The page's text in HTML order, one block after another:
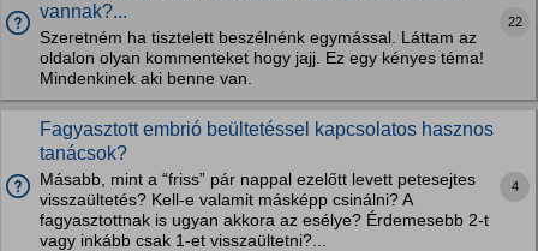
vannak?...
Szeretném ha tisztelett beszélnénk egymással. Láttam az
oldalon olyan kommenteket hogy jajj. Ez egy kényes téma!
Mindenkinek aki benne van.
22
Fagyasztott embrió beültetéssel kapcsolatos hasznos
tanácsok?
Másabb, mint a “friss” pár nappal ezelőtt levett petesejtes
visszaültetés? Kell-e valamit másképp csinálni? A
fagyasztottnak is ugyan akkora az esélye? Érdemesebb 2-t
vagy inkább csak 1-et visszaültetni?...
4